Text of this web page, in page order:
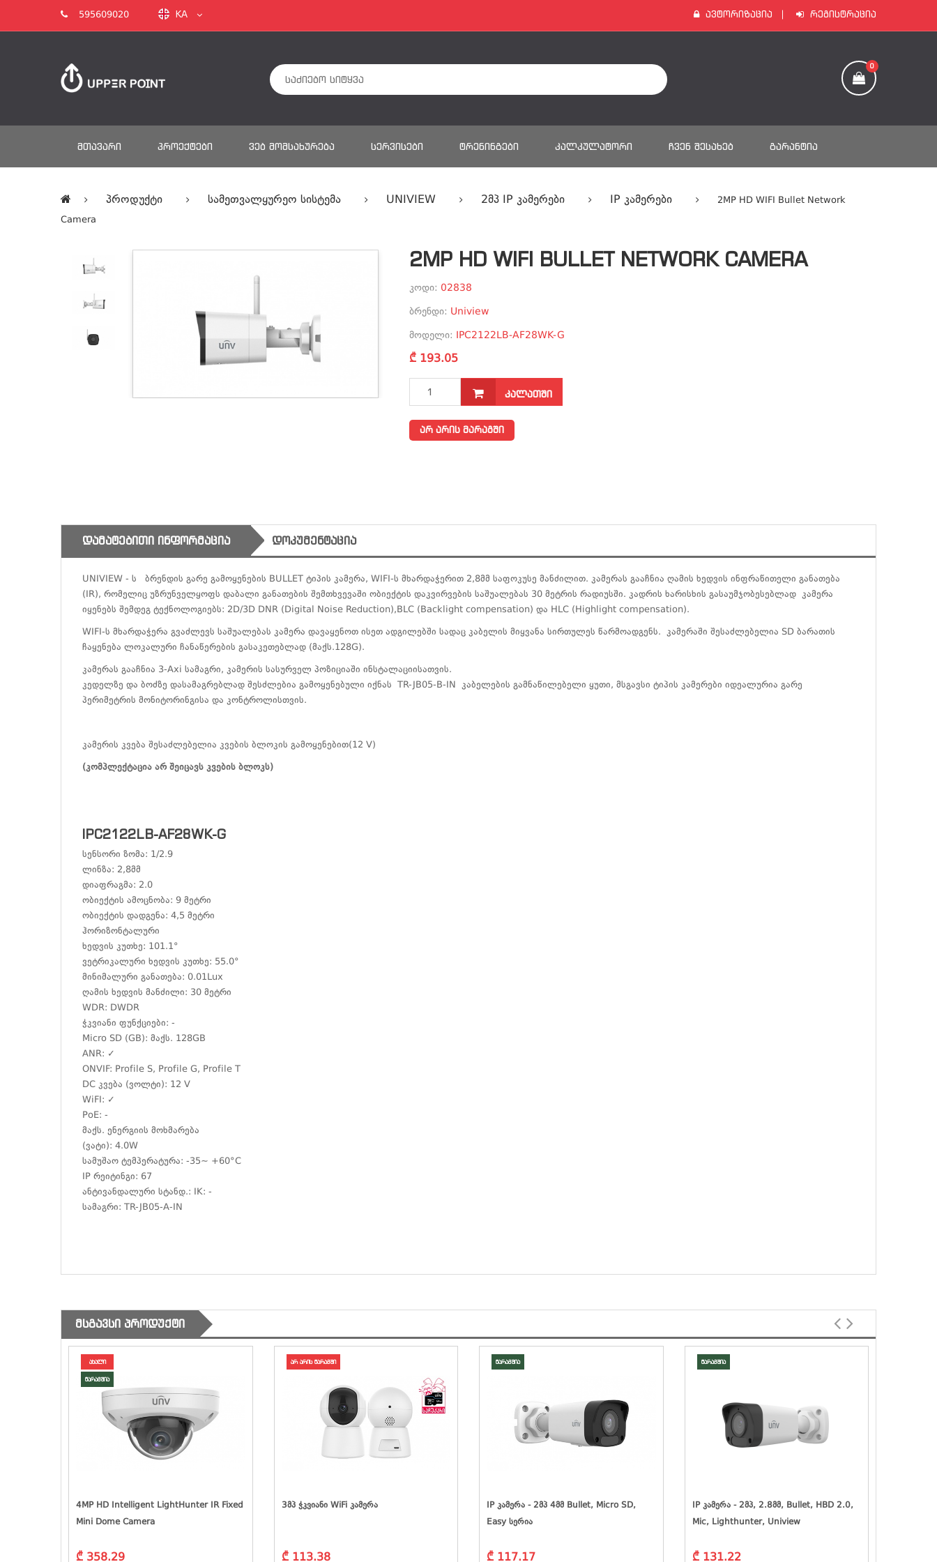
595609020 KA Ავტორიზაცია Რეგისტრაცია
0
ᲛᲗᲐᲕᲐᲠᲘ ᲞᲠᲝᲔᲥᲢᲔᲑᲘ ᲕᲔᲑ ᲛᲝᲛᲡᲐᲮᲣᲠᲔᲑᲐ ᲡᲔᲠᲕᲘᲡᲔᲑᲘ ᲢᲠᲔᲜᲘᲜᲒᲔᲑᲘ ᲙᲐᲚᲙᲣᲚᲐᲢᲝᲠᲘ ᲩᲕᲔᲜ ᲨᲔᲡᲐᲮᲔᲑ ᲒᲐᲠᲐᲜᲢᲘᲐ
Პროდუქტი Სამეთვალყურეო Სისტემა UNIVIEW 2მპ IP Კამერები IP Კამერები 2MP HD WIFI Bullet Network
Camera
2MP HD WIFI BULLET NETWORK CAMERA
კოდი: 02838
ბრენდი: Uniview
მოდელი: IPC2122LB-AF28WK-G
₾ 193.05
ᲙᲐᲚᲐᲗᲨᲘ
არ არის მარაგში
ᲓᲐᲛᲐᲢᲔᲑᲘᲗᲘ ᲘᲜᲤᲝᲠᲛᲐᲪᲘᲐ ᲓᲝᲙᲣᲛᲔᲜᲢᲐᲪᲘᲐ
UNIVIEW - ს ბრენდის გარე გამოყენების BULLET ტიპის კამერა, WIFI-ს მხარდაჭერით 2,8მმ საფოკუსე მანძილით. კამერას გააჩნია ღამის ხედვის ინფრაწითელი განათება
(IR), რომელიც უზრუნველყოფს დაბალი განათების შემთხვევაში ობიექტის დაკვირვების საშუალებას 30 მეტრის რადიუსში. კადრის ხარისხის გასაუმჯობესებლად კამერა
იყენებს შემდეგ ტექნოლოგიებს: 2D/3D DNR (Digital Noise Reduction),BLC (Backlight compensation) და HLC (Highlight compensation).
WIFI-ს მხარდაჭერა გვაძლევს საშუალებას კამერა დავაყენოთ ისეთ ადგილებში სადაც კაბელის მიყვანა სირთულეს წარმოადგენს. კამერაში შესაძლებელია SD ბარათის
ჩაყენება ლოკალური ჩანაწერების გასაკეთებლად (მაქს.128G).
კამერას გააჩნია 3-Axi სამაგრი, კამერის სასურველ პოზიციაში ინსტალაციისათვის.
კედელზე და ბოძზე დასამაგრებლად შესძლებია გამოყენებული იქნას TR-JB05-B-IN კაბელების გამნაწილებელი ყუთი, მსგავსი ტიპის კამერები იდეალურია გარე
პერიმეტრის მონიტორინგისა და კონტროლისთვის.
კამერის კვება შესაძლებელია კვების ბლოკის გამოყენებით(12 V)
(კომპლექტაცია არ შეიცავს კვების ბლოკს)
IPC2122LB-AF28WK-G
სენსორი ზომა: 1/2.9
ლინზა: 2,8მმ
დიაფრაგმა: 2.0
ობიექტის ამოცნობა: 9 მეტრი
ობიექტის დადგენა: 4,5 მეტრი
ჰორიზონტალური
ხედვის კუთხე: 101.1°
ვეტრიკალური ხედვის კუთხე: 55.0°
მინიმალური განათება: 0.01Lux
ღამის ხედვის მანძილი: 30 მეტრი
WDR: DWDR
ჭკვიანი ფუნქციები: -
Micro SD (GB): მაქს. 128GB
ANR: ✓
ONVIF: Profile S, Profile G, Profile T
DC კვება (ვოლტი): 12 V
WiFI: ✓
PoE: -
მაქს. ენერგიის მოხმარება
(ვატი): 4.0W
სამუშაო ტემპერატურა: -35~ +60°C
IP რეიტინგი: 67
ანტივანდალური სტანდ.: IK: -
სამაგრი: TR-JB05-A-IN
ᲛᲡᲒᲐᲕᲡᲘ ᲞᲠᲝᲓᲣᲥᲢᲘ
ახალი
მარაგშია
4MP HD Intelligent LightHunter IR Fixed
Mini Dome Camera
₾ 358.29
არ არის მარაგში
3მპ Ჭკვიანი WiFi Კამერა
₾ 113.38
მარაგშია
IP Კამერა - 2მპ 4მმ Bullet, Micro SD,
Easy Სერია
₾ 117.17
მარაგშია
IP Კამერა - 2მპ, 2.8მმ, Bullet, HBD 2.0,
Mic, Lighthunter, Uniview
₾ 131.22